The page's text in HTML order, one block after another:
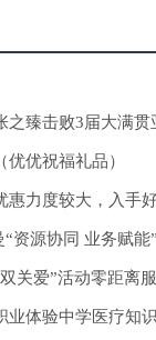
之臻击败3届大满
优祝福礼品）
惠力度较大，入手
资源协同 业务赋
关爱”活动零距离
业体验中学医疗知识